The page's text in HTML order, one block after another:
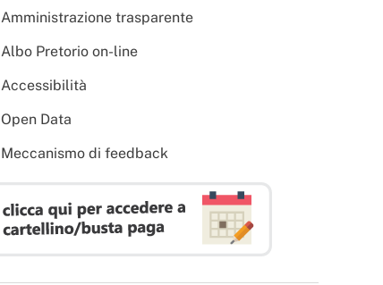
Amministrazione trasparente
Albo Pretorio on-line
Accessibilità
Open Data
Meccanismo di feedback